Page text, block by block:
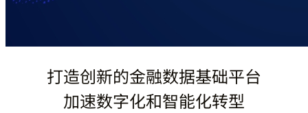
打造创新的金融数据基础平台
加速数字化和智能化转型